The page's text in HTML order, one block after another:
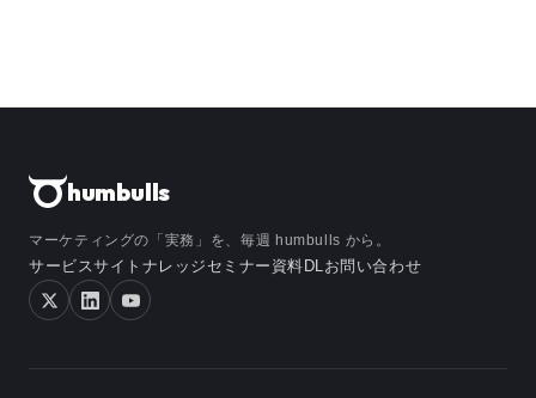
humbulls
マーケティングの「実務」を、毎週 humbulls から。
サービスサイト ナレッジ セミナー 資料DLお問い合わせ